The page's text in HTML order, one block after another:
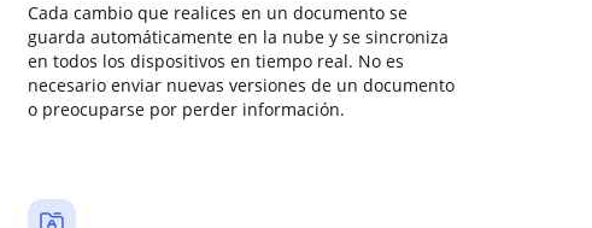
Cada cambio que realices en un documento se
guarda automáticamente en la nube y se sincroniza
en todos los dispositivos en tiempo real. No es
necesario enviar nuevas versiones de un documento
o preocuparse por perder información.